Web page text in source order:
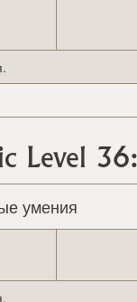
Level
умения